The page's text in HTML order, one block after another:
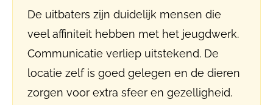
De uitbaters zijn duidelijk mensen die
veel affiniteit hebben met het jeugdwerk.
Communicatie verliep uitstekend. De
locatie zelf is goed gelegen en de dieren
zorgen voor extra sfeer en gezelligheid.